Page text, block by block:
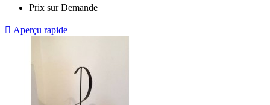
Prix sur Demande
 Aperçu rapide